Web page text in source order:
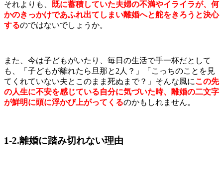
それよりも
既に蓄積していた夫婦の不満やイライラが、何
かのきっかけであふれ出てしまい離婚へと舵をきろうと決心
するのではないでしょうか。
また、今は子どもがいたり、毎日の生活で手一杯だとして
も、「子どもが離れたら旦那と2人？」「こっちのことを見
てくれていない夫とこのまま死ぬまで？」そんな風にこの先
の人生に不安を感じている自分に気づいた時、離婚の二文字
が鮮明に頭に浮かび上がってくるのかもしれません。
1-2.離婚に踏み切れない理由